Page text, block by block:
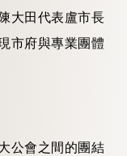
大田代表盧市長
市府與專業團體
公會之間的團結